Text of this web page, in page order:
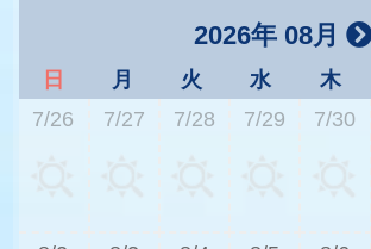
2026年 08月
日 月 火 水 木
7/26
7/27 7/28 7/29 7/30